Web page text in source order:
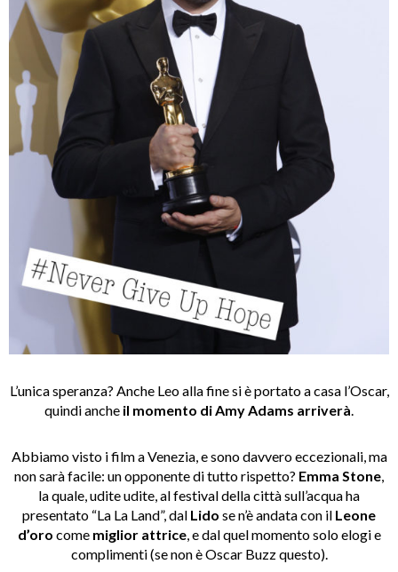
L’unica speranza? Anche Leo alla fine si è portato a casa l’Oscar,
quindi anche il momento di Amy Adams arriverà.
Abbiamo visto i film a Venezia, e sono davvero eccezionali, ma
non sarà facile: un opponente di tutto rispetto? Emma Stone,
la quale, udite udite, al festival della città sull’acqua ha
presentato “La La Land”, dal Lido se n’è andata con il Leone
d’oro come miglior attrice, e dal quel momento solo elogi e
complimenti (se non è Oscar Buzz questo).